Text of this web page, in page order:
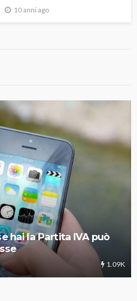
10 anni ago
hai la Partita IVA può
1.09K